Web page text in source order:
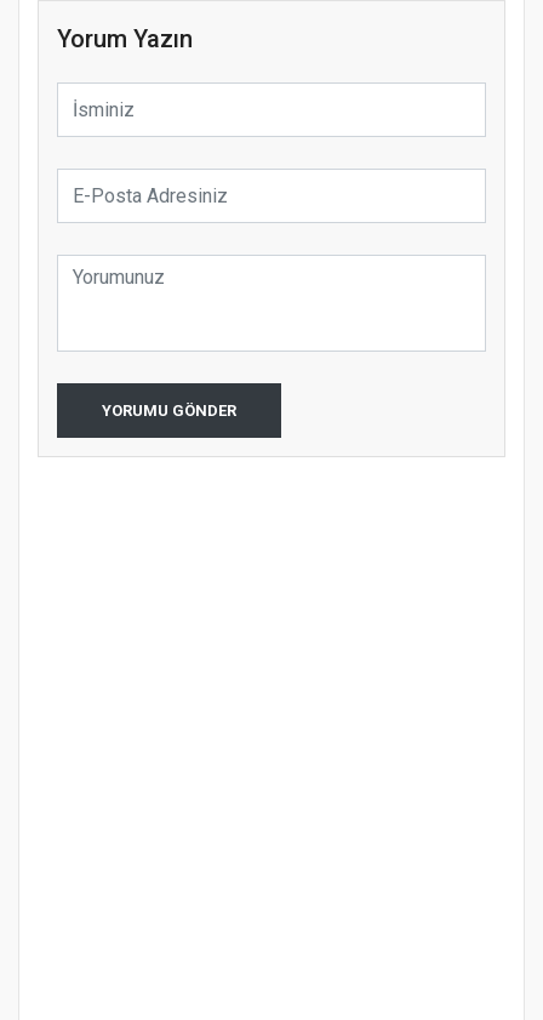
Yorum Yazın
YORUMU GÖNDER